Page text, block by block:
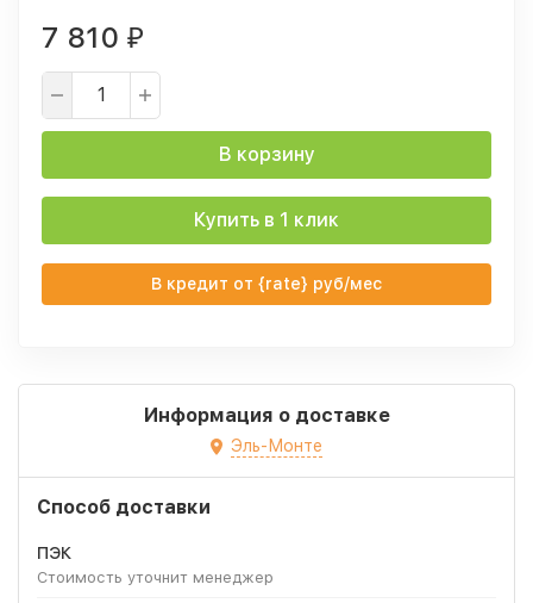
7 810 ₽
В корзину
Купить в 1 клик
В кредит от {rate} руб/мес
Информация о доставке
Эль-Монте
Способ доставки
ПЭК
Стоимость уточнит менеджер